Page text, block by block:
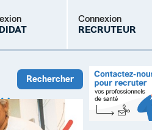
Connexion
RECRUTEUR
Mot de passe oublié